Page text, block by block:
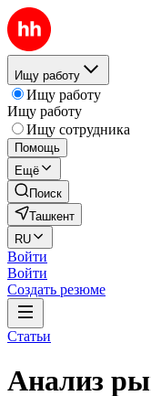
Ищу работу
Ищу работу
Ищу работу
Ищу сотрудника
Помощь
Ещё
Поиск
Ташкент
RU
Войти
Войти
Создать резюме
Статьи
Анализ